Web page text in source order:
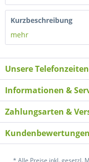
Kurzbeschreibung
mehr
Unsere
Informationen &
Zahlungsarten &
Kundenbewertungen